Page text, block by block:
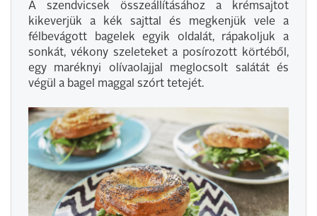
A szendvicsek összeállításához a krémsajtot
kikeverjük a kék sajttal és megkenjük vele a
félbevágott bagelek egyik oldalát, rápakoljuk a
sonkát, vékony szeleteket a posírozott körtéből,
egy maréknyi olívaolajjal meglocsolt salátát és
végül a bagel maggal szórt tetejét.